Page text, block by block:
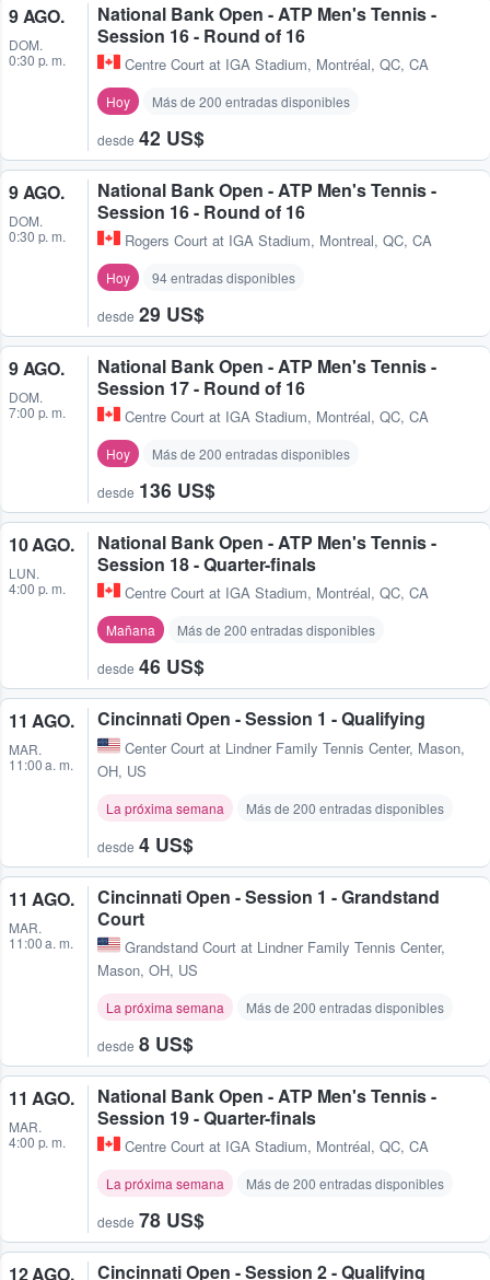
9 AGO.
DOM.
0:30 p. m.
National Bank Open - ATP Men's Tennis -
Session 16 - Round of 16
Centre Court at IGA Stadium, Montréal, QC, CA
Hoy Más de 200 entradas disponibles
desde 42 US$
9 AGO.
DOM.
0:30 p. m.
National Bank Open - ATP Men's Tennis -
Session 16 - Round of 16
Rogers Court at IGA Stadium, Montreal, QC, CA
Hoy 94 entradas disponibles
desde 29 US$
9 AGO.
DOM.
7:00 p. m.
National Bank Open - ATP Men's Tennis -
Session 17 - Round of 16
Centre Court at IGA Stadium, Montréal, QC, CA
Hoy Más de 200 entradas disponibles
desde 136 US$
10 AGO.
LUN.
4:00 p. m.
National Bank Open - ATP Men's Tennis -
Session 18 - Quarter-finals
Centre Court at IGA Stadium, Montréal, QC, CA
Mañana Más de 200 entradas disponibles
desde 46 US$
11 AGO.
MAR.
11:00 a. m.
Cincinnati Open - Session 1 - Qualifying
Center Court at Lindner Family Tennis Center, Mason,
OH, US
La próxima semana Más de 200 entradas disponibles
desde 4 US$
11 AGO.
MAR.
11:00 a. m.
Cincinnati Open - Session 1 - Grandstand
Court
Grandstand Court at Lindner Family Tennis Center,
Mason, OH, US
La próxima semana Más de 200 entradas disponibles
desde 8 US$
11 AGO.
MAR.
4:00 p. m.
National Bank Open - ATP Men's Tennis -
Session 19 - Quarter-finals
Centre Court at IGA Stadium, Montréal, QC, CA
La próxima semana Más de 200 entradas disponibles
desde 78 US$
12 AGO. Cincinnati Open - Session 2 - Qualifying